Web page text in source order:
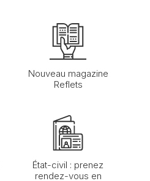
Nouveau magazine
Reflets
État-civil : prenez
rendez-vous en